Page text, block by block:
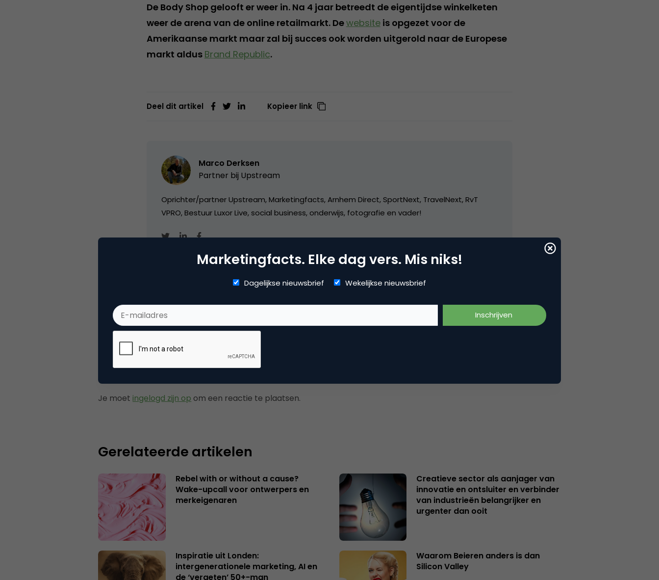
De Body Shop gelooft er weer in. Na 4 jaar betreedt de eigentijdse winkelketen
weer de arena van de online retailmarkt. Dewebsiteis opgezet voor de
Amerikaanse markt maar zal bij succes ook worden uitgerold naar de Europese
markt aldus Brand Republic.
Deel dit artikel Kopieer link
Marco Derksen
Partner bij Upstream
Oprichter/partner Upstream, Marketingfacts, Arnhem Direct, SportNext, TravelNext, RvT
VPRO, Bestuur Luxor Live, social business, onderwijs, fotografie en vader!
Plaats reactie
Je moet ingelogd zijn op om een reactie te plaatsen.
Gerelateerde artikelen
Rebel with or without a cause?
Wake-upcall voor ontwerpers en
merkeigenaren
Creatieve sector als aanjager van
innovatie en ontsluiter en verbinder
van industrieën belangrijker en
urgenter dan ooit
Inspiratie uit Londen:
intergenerationele marketing, AI en
de ‘vergeten’ 50+-man
Waarom Beieren anders is dan
Silicon Valley
Marketingfacts. Elke dag vers. Mis niks!
Dagelijkse nieuwsbrief Wekelijkse nieuwsbrief